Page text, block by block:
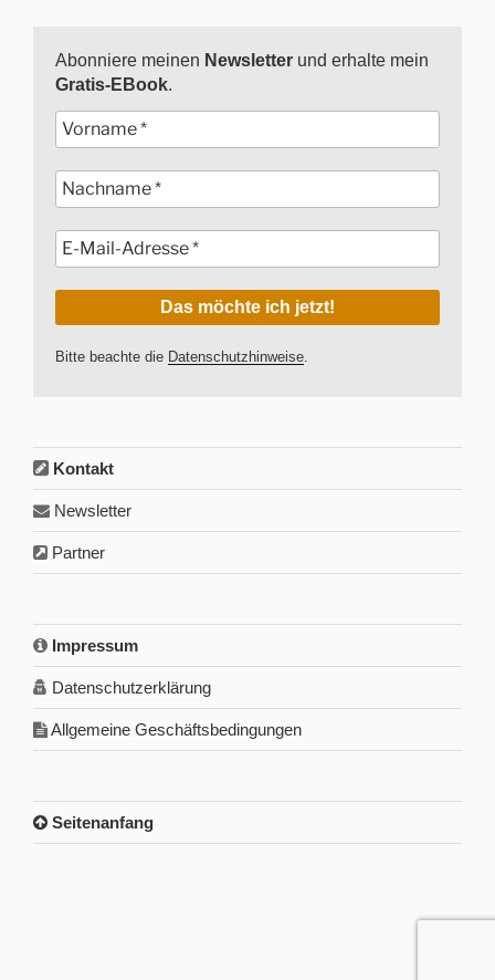
Abonniere meinen Newsletter und erhalte mein
Gratis-EBook.
Bitte beachte die Datenschutzhinweise.
Kontakt
Newsletter
Partner
Impressum
Datenschutzerklärung
Allgemeine Geschäftsbedingungen
Seitenanfang